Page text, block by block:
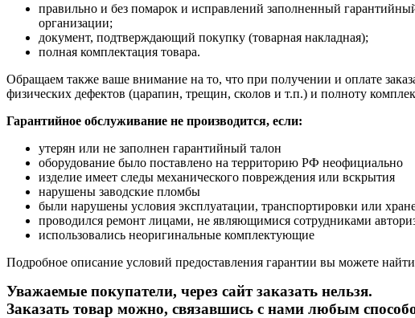
правильно и без помарок и исправлений заполненный
организации;
документ, подтверждающий покупку (товарная накладная);
полная комплектация товара.
Обращаем также ваше внимание на то, что при получении и оплате
физических дефектов (царапин, трещин, сколов и т.п.) и полноту
Гарантийное обслуживание не производится, если:
утерян или не заполнен гарантийный талон
оборудование было поставлено на территорию РФ неофициально
изделие имеет следы механического повреждения или вскрытия
нарушены заводские пломбы
были нарушены условия эксплуатации, транспортировки или
проводился ремонт лицами, не являющимися сотрудниками
использовались неоригинальные комплектующие
Подробное описание условий предоставления гарантии вы можете
Уважаемые покупатели, через сайт заказать нельзя.
Заказать товар можно, связавшись с нами любым